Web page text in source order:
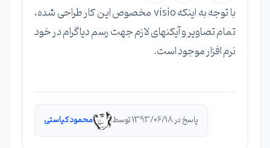
با توجه به اینکه visio مخصوص این کار طراحی شده،
تمام تصاویر و آیکنهای لازم جهت رسم دیاگرام در خود
نرم افزار موجود است.
پاسخ در 1393/06/18 توسط محمود کیاستی